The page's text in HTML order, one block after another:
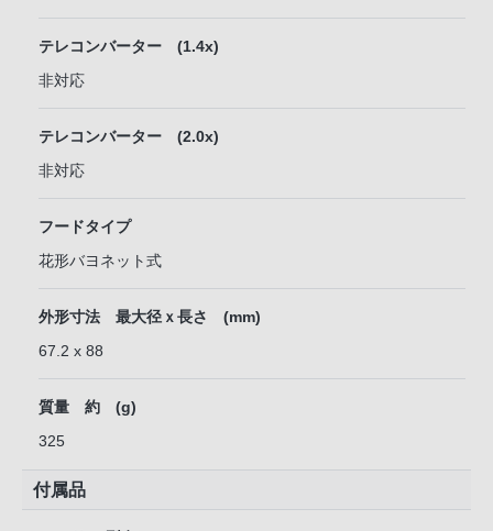
テレコンバーター (1.4x)
非対応
テレコンバーター (2.0x)
非対応
フードタイプ
花形バヨネット式
外形寸法 最大径ｘ長さ (mm)
67.2 x 88
質量 約 (g)
325
付属品